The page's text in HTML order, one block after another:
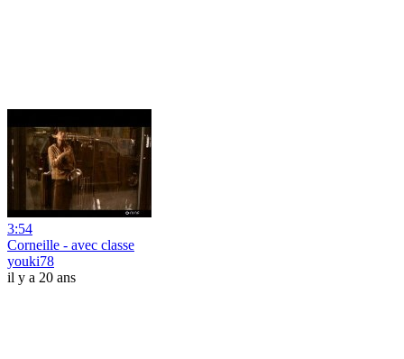
3:54
Corneille - avec classe
youki78
il y a 20 ans